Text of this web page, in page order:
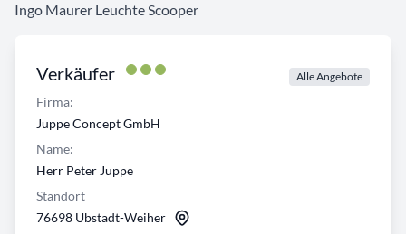
Verkäufer Alle Angebote
Firma:
Juppe Concept GmbH
Name:
Herr Peter Juppe
Standort
76698 Ubstadt-Weiher
Ingo Maurer Leuchte Scooper